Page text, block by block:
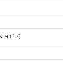
(17)